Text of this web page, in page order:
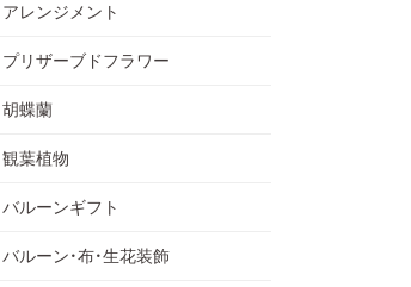
アレンジメント
プリザーブドフラワー
胡蝶蘭
観葉植物
バルーンギフト
バルーン・布・生花装飾